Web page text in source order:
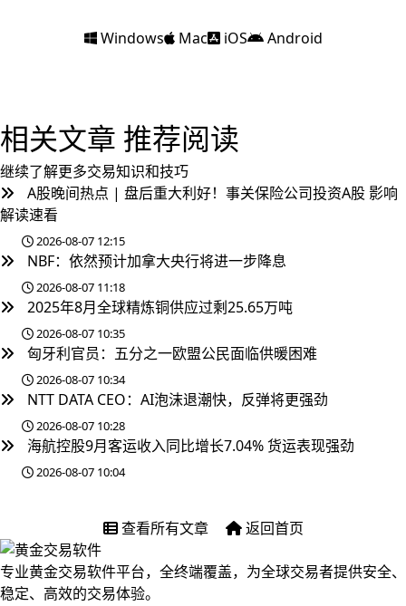
Windows Mac iOS Android
相关文章 推荐阅读
继续了解更多交易知识和技巧
A股晚间热点 | 盘后重大利好！事关保险公司投资A股 影响
解读速看
2026-08-07 12:15
NBF：依然预计加拿大央行将进一步降息
2026-08-07 11:18
2025年8月全球精炼铜供应过剩25.65万吨
2026-08-07 10:35
匈牙利官员：五分之一欧盟公民面临供暖困难
2026-08-07 10:34
NTT DATA CEO：AI泡沫退潮快，反弹将更强劲
2026-08-07 10:28
海航控股9月客运收入同比增长7.04% 货运表现强劲
2026-08-07 10:04
查看所有文章 返回首页
专业黄金交易软件平台，全终端覆盖，为全球交易者提供安全、
稳定、高效的交易体验。